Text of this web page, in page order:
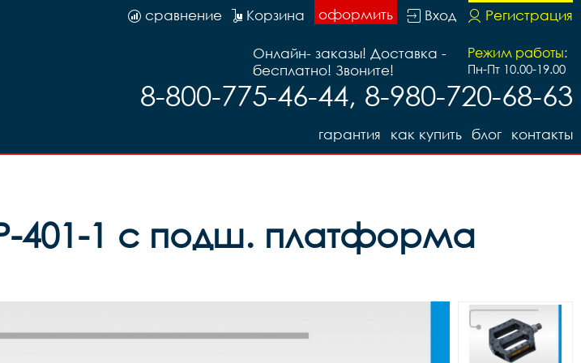
Регистрация
Вход
оформить
Корзина
сравнение
Режим работы:
Пн-Пт 10.00-19.00
Онлайн- заказы! Доставка -
бесплатно! Звоните!
8-800-775-46-44, 8-980-720-68-63
контакты
блог
как купить
гарантия
401-1 с подш. платформа